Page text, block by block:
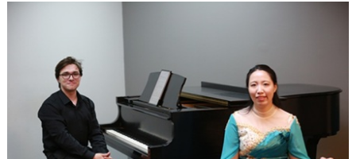
园“中华日三十周年特别报道（五）
筝声与琴韵交汇：刘励(Li Statler)与钢琴家Darek演绎一场古筝
与钢琴的精彩对话